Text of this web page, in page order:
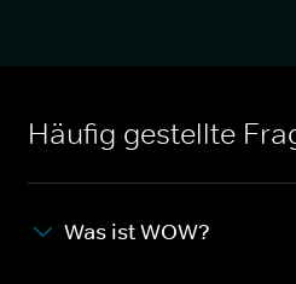
Häufig gestellte
Was ist WOW?